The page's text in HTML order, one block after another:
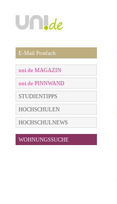
E-Mail Postfach
uni.de MAGAZIN
uni.de PINNWAND
STUDIENTIPPS
HOCHSCHULEN
HOCHSCHULNEWS
WOHNUNGSSUCHE